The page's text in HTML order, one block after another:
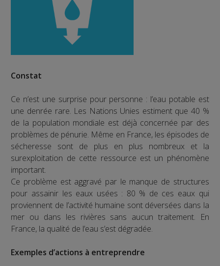
Constat
Ce n’est une surprise pour personne : l’eau potable est
une denrée rare. Les Nations Unies estiment que 40 %
de la population mondiale est déjà concernée par des
problèmes de pénurie. Même en France, les épisodes de
sécheresse sont de plus en plus nombreux et la
surexploitation de cette ressource est un phénomène
important.
Ce problème est aggravé par le manque de structures
pour assainir les eaux usées : 80 % de ces eaux qui
proviennent de l’activité humaine sont déversées dans la
mer ou dans les rivières sans aucun traitement. En
France, la qualité de l’eau s’est dégradée.
Exemples d’actions à entreprendre